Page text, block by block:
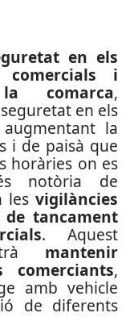
en els
comercials i
comarca,
en els
la
i de paisà que
horàries on es
notòria de
les vigilàncies
tancament
. Aquest
mantenir
,
amb vehicle
de diferents